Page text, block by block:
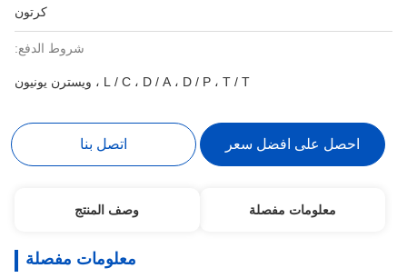
كرتون
شروط الدفع:
L / C ، D / A ، D / P ، T / T ، ويسترن يونيون
احصل على افضل سعر اتصل بنا
معلومات مفصلة وصف المنتج
معلومات مفصلة